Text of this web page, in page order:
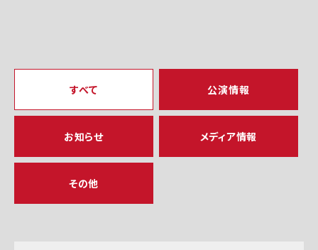
すべて 公演情報
お知らせ メディア情報
その他